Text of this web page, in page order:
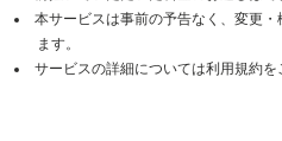
本サービスは事前の予告なく、変更
ます。
サービスの詳細については利用規約を